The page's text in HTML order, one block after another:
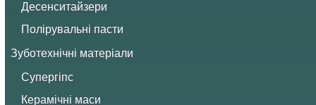
Десенситайзери
Полірувальні пасти
Зуботехнічні матеріали
Супергіпс
Керамічні маси